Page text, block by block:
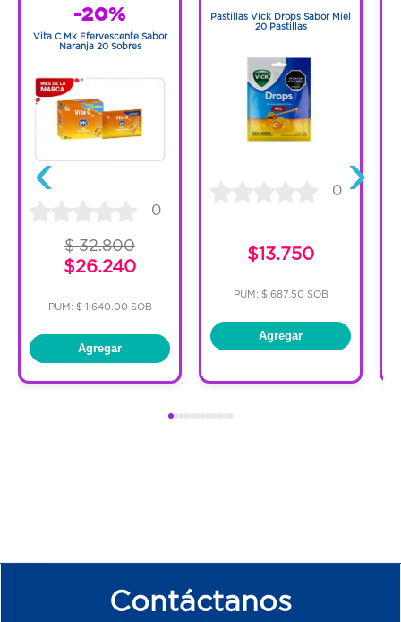
‹
-20%
Vita C Mk Efervescente Sabor
Naranja 20 Sobres
0
$ 32.800
$26.240
PUM: $ 1,640.00 SOB
Agregar
Pastillas Vick Drops Sabor Miel
20 Pastillas
0
$13.750
PUM: $ 687.50 SOB
Agregar
›
Contáctanos